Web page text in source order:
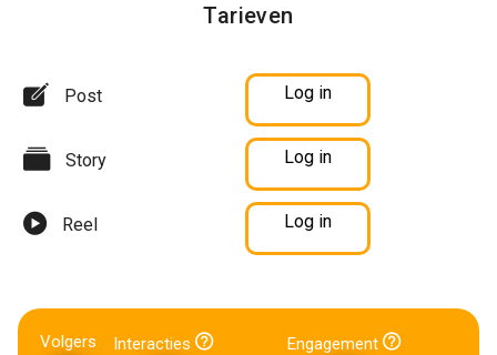
Tarieven
Post Log in
Story Log in
Reel Log in
Volgers Interacties Engagement